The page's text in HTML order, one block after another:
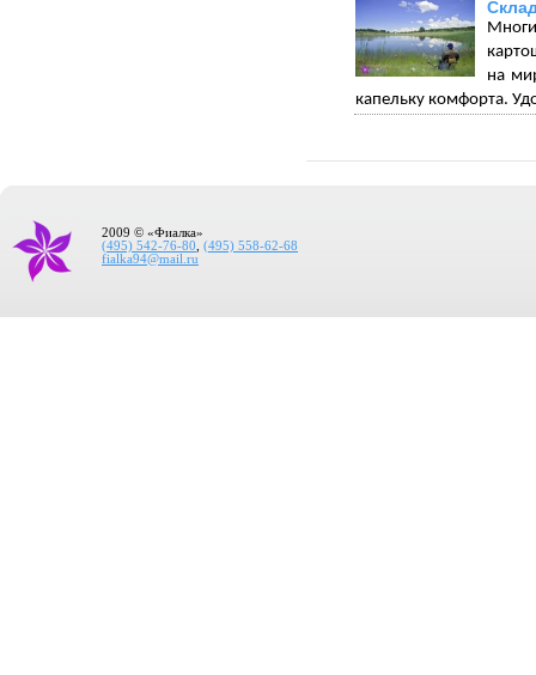
на
капельку комфорта.
2009 © «Фиалка»
(495) 542-76-80
(495) 558-62-68
fialka94@mail.ru